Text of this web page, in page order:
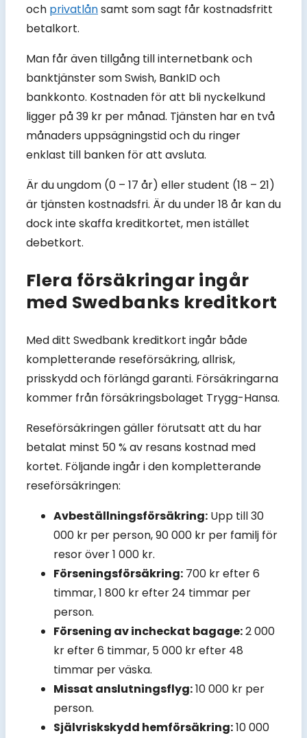
och privatlånsamt som sagt får kostnadsfritt
betalkort.
Man får även tillgång till internetbank och
banktjänster som Swish, BankID och
bankkonto. Kostnaden för att bli nyckelkund
ligger på 39 kr per månad. Tjänsten har en två
månaders uppsägningstid och du ringer
enklast till banken för att avsluta.
Är du ungdom (0 – 17 år) eller student (18 – 21)
är tjänsten kostnadsfri. Är du under 18 år kan du
dock inte skaffa kreditkortet, men istället
debetkort.
Flera försäkringar ingår
med Swedbanks kreditkort
Med ditt Swedbank kreditkort ingår både
kompletterande reseförsäkring, allrisk,
prisskydd och förlängd garanti. Försäkringarna
kommer från försäkringsbolaget Trygg-Hansa.
Reseförsäkringen gäller förutsatt att du har
betalat minst 50 % av resans kostnad med
kortet. Följande ingår i den kompletterande
reseförsäkringen:
Avbeställningsförsäkring: Upp till 30
000 kr per person, 90 000 kr per familj för
resor över 1 000 kr.
Förseningsförsäkring: 700 kr efter 6
timmar, 1 800 kr efter 24 timmar per
person.
Försening av incheckat bagage:2 000
kr efter 6 timmar, 5 000 kr efter 48
timmar per väska.
Missat anslutningsflyg:10 000 kr per
person.
Självriskskydd hemförsäkring:10 000